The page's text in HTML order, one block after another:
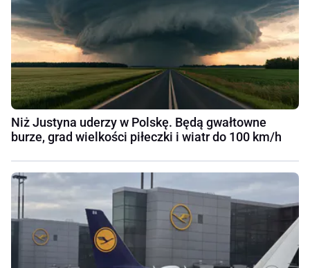
Niż Justyna uderzy w Polskę. Będą gwałtowne
burze, grad wielkości piłeczki i wiatr do 100 km/h